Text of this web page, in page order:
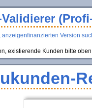
anzeigenfinanzierten Version
existierende Kunden bitte